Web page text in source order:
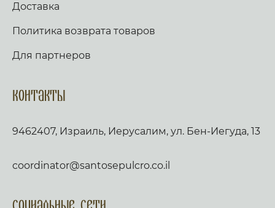
Доставка
Политика возврата товаров
Для партнеров
Контакты
9462407, Израиль, Иерусалим, ул. Бен-Иегуда, 13
coordinator@santosepulcro.co.il